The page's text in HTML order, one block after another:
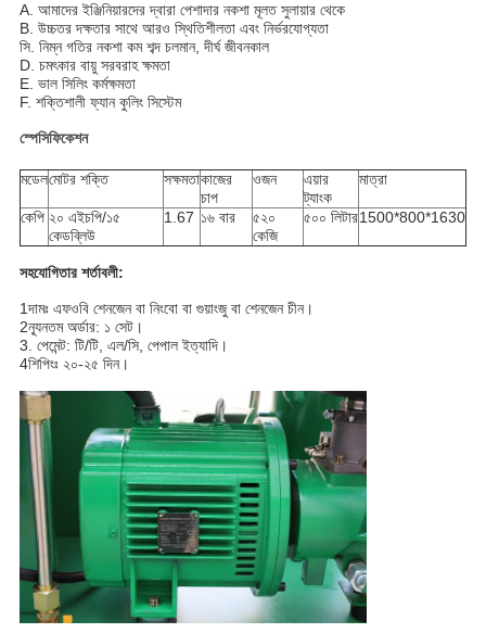
A. আমাদের ইঞ্জিনিয়ারদের দ্বারা পেশাদার নকশা মূলত সুলায়ার থেকে
B. উচ্চতর দক্ষতার সাথে আরও স্থিতিশীলতা এবং নির্ভরযোগ্যতা
সি. নিম্ন গতির নকশা কম শব্দ চলমান, দীর্ঘ জীবনকাল
D. চমৎকার বায়ু সরবরাহ ক্ষমতা
E. ভাল সিলিং কর্মক্ষমতা
F. শক্তিশালী ফ্যান কুলিং সিস্টেম
স্পেসিফিকেশন
মডেলমোটর শক্তি সক্ষমতাকাজের
চাপ
ওজন
এয়ার
ট্যাংক
মাত্রা
কেপি ২০ এইচপি/১৫
কেডব্লিউ
1.67 ১৬ বার
৫২০
কেজি
৫০০ লিটার1500*800*1630
সহযোগিতার শর্তাবলী:
1দামঃ এফওবি শেনজেন বা নিংবো বা গুয়াংজু বা শেনজেন চীন।
2ন্যূনতম অর্ডার: ১ সেট।
3. পেমেন্ট: টি/টি, এল/সি, পেপাল ইত্যাদি।
4শিপিংঃ ২০-২৫ দিন।